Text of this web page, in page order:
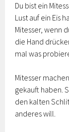
Du bist ein
Lust auf ein Eis
Mitesser, wenn
die Hand
mal was
Mitesser
gekauft haben.
den kalten
anderes will.